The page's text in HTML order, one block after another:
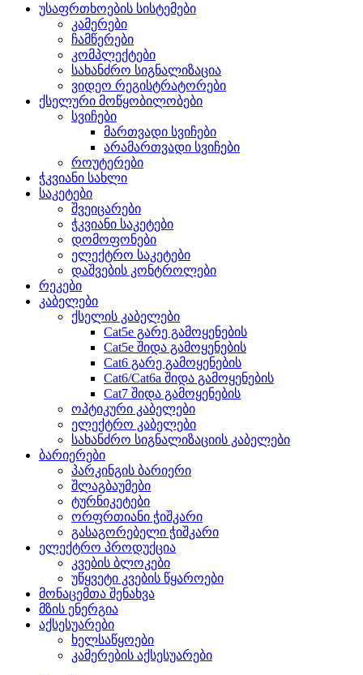
უსაფრთხოების სისტემები
კამერები
ჩამწერები
კომპლექტები
სახანძრო სიგნალიზაცია
ვიდეო რეგისტრატორები
ქსელური მოწყობილობები
სვიჩები
მართვადი სვიჩები
არამართვადი სვიჩები
როუტერები
ჭკვიანი სახლი
საკეტები
შვეიცარები
ჭკვიანი საკეტები
დომოფონები
ელექტრო საკეტები
დაშვების კონტროლები
რეკები
კაბელები
ქსელის კაბელები
Cat5e გარე გამოყენების
Cat5e შიდა გამოყენების
Cat6 გარე გამოყენების
Cat6/Cat6a შიდა გამოყენების
Cat7 შიდა გამოყენების
ოპტიკური კაბელები
ელექტრო კაბელები
სახანძრო სიგნალიზაციის კაბელები
ბარიერები
პარკინგის ბარიერი
შლაგბაუმები
ტურნიკეტები
ორფრთიანი ჭიშკარი
გასაგორებელი ჭიშკარი
ელექტრო პროდუქცია
კვების ბლოკები
უწყვეტი კვების წყაროები
მონაცემთა შენახვა
მზის ენერგია
აქსესუარები
ხელსაწყოები
კამერების აქსესუარები